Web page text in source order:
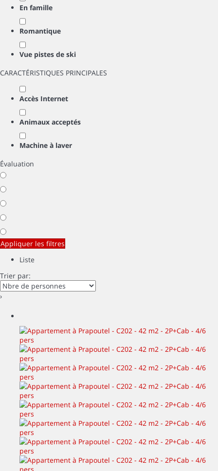
En famille
Romantique
Vue pistes de ski
CARACTÉRISTIQUES PRINCIPALES
Accès Internet
Animaux acceptés
Machine à laver
Évaluation
Appliquer les filtres
Liste
Trier par:
›